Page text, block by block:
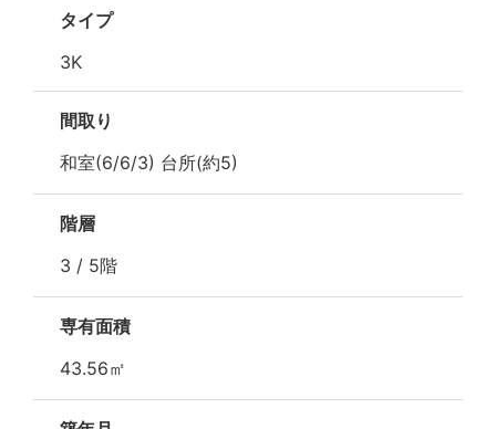
タイプ
3K
間取り
和室(6/6/3) 台所(約5)
階層
3 / 5階
専有面積
43.56㎡